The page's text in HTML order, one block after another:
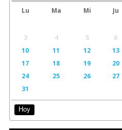
Lu Ma Mi Ju
3
4 5 6
10
11 12 13
17
18 19 20
24
25 26 27
31
Hoy